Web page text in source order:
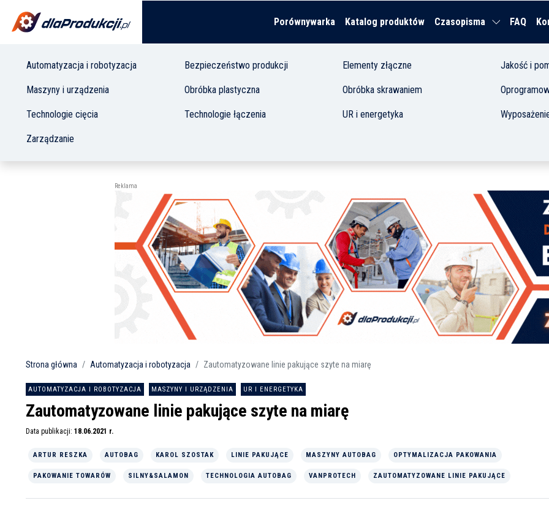
Porównywarka Katalog produktów Czasopisma FAQ
Automatyzacja i robotyzacja Bezpieczeństwo produkcji Elementy złączne Jakość i
Maszyny i urządzenia Obróbka plastyczna Obróbka skrawaniem
Technologie cięcia Technologie łączenia UR i energetyka
Zarządzanie
Reklama
Strona główna Automatyzacja i robotyzacja Zautomatyzowane linie pakujące szyte na miarę
AUTOMATYZACJA I ROBOTYZACJA MASZYNY I URZĄDZENIA UR I ENERGETYKA
Zautomatyzowane linie pakujące szyte na miarę
Data publikacji: 18.06.2021 r.
ARTUR RESZKA AUTOBAG KAROL SZOSTAK LINIE PAKUJĄCE MASZYNY AUTOBAG OPTYMALIZACJA PAKOWANIA
PAKOWANIE TOWARÓW SILNY&SALAMON TECHNOLOGIA AUTOBAG VANPROTECH ZAUTOMATYZOWANE LINIE PAKUJĄCE